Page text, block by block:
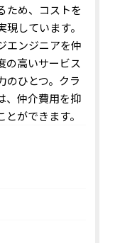
ため、コストを
しています。
エンジニアを仲
の高いサービス
ひとつ。 クラ
、仲介費用を抑
ができます。